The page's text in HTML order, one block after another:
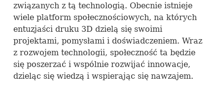
związanych z tą technologią. Obecnie istnieje
wiele platform społecznościowych, na których
entuzjaści druku 3D dzielą się swoimi
projektami, pomysłami i doświadczeniem. Wraz
z rozwojem technologii, społeczność ta będzie
się poszerzać i wspólnie rozwijać innowacje,
dzieląc się wiedzą i wspierając się nawzajem.